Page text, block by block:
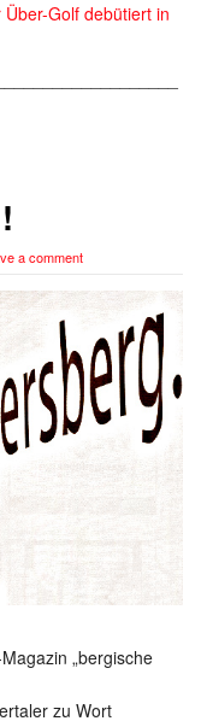
Golf debütiert in
a comment
„bergische
zu Wort